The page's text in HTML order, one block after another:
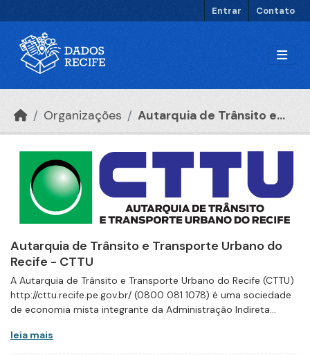
Entrar Contato
Organizações Autarquia de Trânsito e...
Autarquia de Trânsito e Transporte Urbano do
Recife - CTTU
A Autarquia de Trânsito e Transporte Urbano do Recife (CTTU)
http://cttu.recife.pe.gov.br/ (0800 081 1078) é uma sociedade
de economia mista integrante da Administração Indireta...
leia mais